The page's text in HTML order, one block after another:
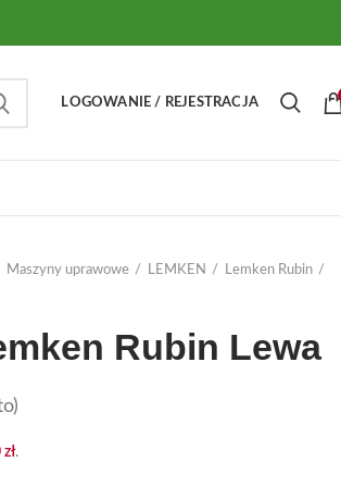
LOGOWANIE / REJESTRACJA
Maszyny uprawowe LEMKEN
Lemken Rubin
Rubin Lewa
zł.